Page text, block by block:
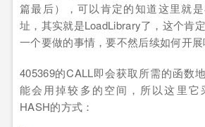
篇最后），可以肯定的知道这里就
址，其实就是LoadLibrary了，这个肯
一个要做的事情，要不然后续如何开展
405369的CALL即会获取所需的函数
能会用掉较多的空间，所以这里它
HASH的方式：